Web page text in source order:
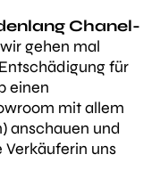
Chanel-
gehen mal
für
einen
mit allem
anschauen und
uns